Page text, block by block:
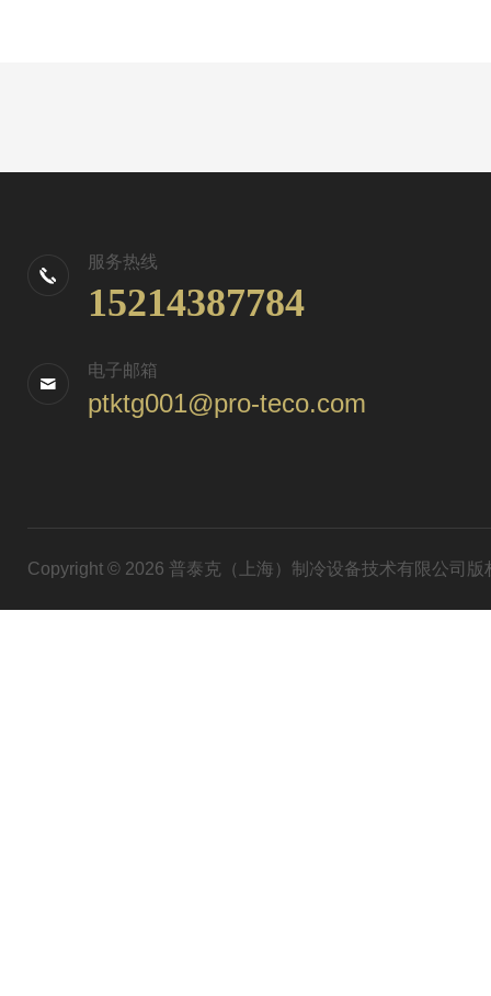
服务热线
15214387784
电子邮箱
ptktg001@pro-teco.com
Copyright © 2026 普泰克（上海）制冷设备技术有限公司版